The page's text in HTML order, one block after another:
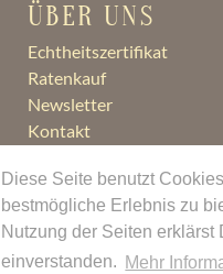
Diese Seite benutzt
bestmögliche Erlebnis zu
Nutzung der Seiten erklärst
einverstanden. Mehr
ÜBER UNS
Echtheitszertifikat
Ratenkauf
Newsletter
Kontakt